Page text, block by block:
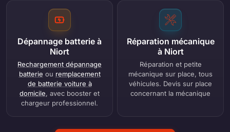
Dépannage batterie à
Niort
Rechargement dépannage
batterie ou remplacement
de batterie voiture à
domicile, avec booster et
chargeur professionnel.
Réparation mécanique
à Niort
Réparation et petite
mécanique sur place, tous
véhicules. Devis sur place
concernant la mécanique